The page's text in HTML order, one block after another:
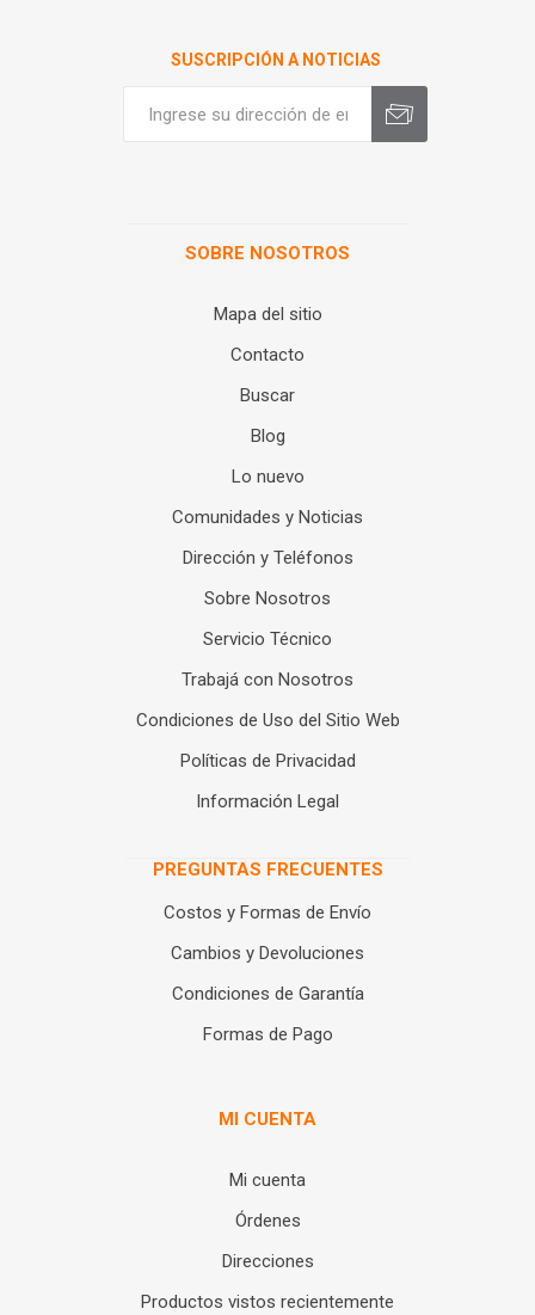
SUSCRIPCIÓN A NOTICIAS
SOBRE NOSOTROS
Mapa del sitio
Contacto
Buscar
Blog
Lo nuevo
Comunidades y Noticias
Dirección y Teléfonos
Sobre Nosotros
Servicio Técnico
Trabajá con Nosotros
Condiciones de Uso del Sitio Web
Políticas de Privacidad
Información Legal
PREGUNTAS FRECUENTES
Costos y Formas de Envío
Cambios y Devoluciones
Condiciones de Garantía
Formas de Pago
MI CUENTA
Mi cuenta
Órdenes
Direcciones
Productos vistos recientemente